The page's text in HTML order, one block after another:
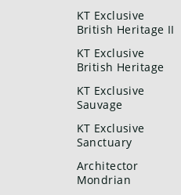
KT Exclusive
British Heritage II
KT Exclusive
British Heritage
KT Exclusive
Sauvage
KT Exclusive
Sanctuary
Architector
Mondrian